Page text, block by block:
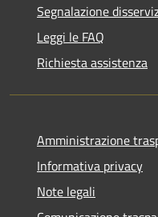
Segnalazione
Leggi le FAQ
Richiesta assistenza
Amministrazione
Informativa privacy
Note legali